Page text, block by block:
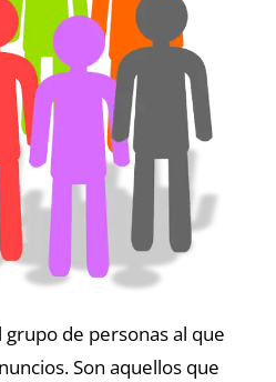
de personas al que
Son aquellos que